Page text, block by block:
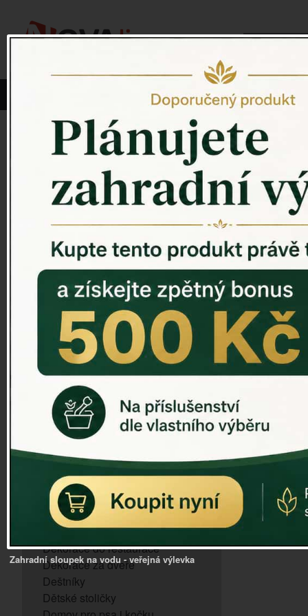
Vyberte si kategorii: NOVINKY
PÍTKO PRO PTÁKY
ZAHRADNÍ SOCHY
ZAHRADNÍ UMYVADLA
PTAČÍ BUDKY
Litinové škrabáky na boty
DEKORACE NA HROB
RETRO KONZOLE
Domovní čísla - litina
DEKORACE NA ZEĎ
ZVONKOHRA
ZVONY A ZVONKY
PTAČÍ KRMÍTKA
SLUNEČNÍ HODINY
Dózy na brambory a zeleninu
VÝPRODEJ - poslední kusy
Andělé, něžné sošky
Aroma lampy
Buddha soška
BUDKY PRO SÝKORKY
Budky pro vrabce
Bytový textil
Dárky pro muže
Dekorace do bytu
Dekorace do restaurace
Dekorace za dveře
Deštníky
Dětské stoličky
Venkovský
Zahradní sloupek na vodu - veřejná výlevka